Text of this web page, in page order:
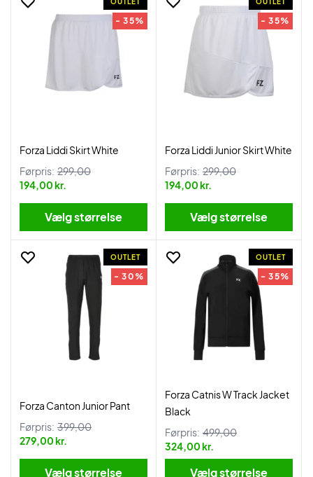
- 35%
Forza Liddi Skirt White
Førpris: 299,00
194,00 kr.
Vælg størrelse
- 35%
Forza Liddi Junior Skirt White
Førpris: 299,00
194,00 kr.
Vælg størrelse
OUTLET
- 30%
Forza Canton Junior Pant
Førpris: 399,00
279,00 kr.
Vælg størrelse
OUTLET
- 35%
Forza Catnis W Track Jacket
Black
Førpris: 499,00
324,00 kr.
Vælg størrelse